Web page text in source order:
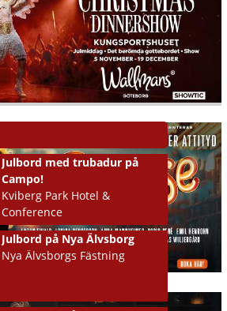
Julbord med trubadur på
Campo!
Kviberg Park Hotel &
Conference
GÖTEBORG
Julbord på Nya Älvsborg
Nya Älvsborgs Fästning